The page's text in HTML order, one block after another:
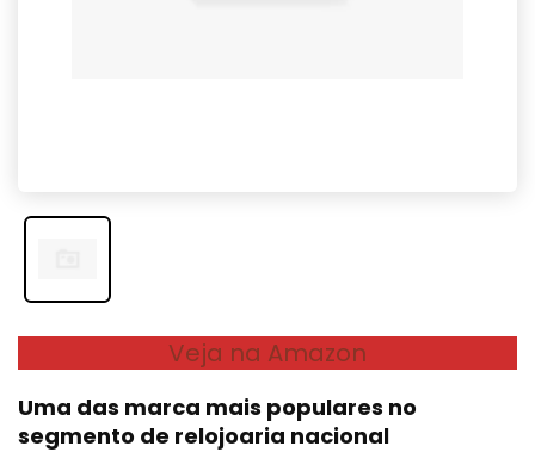
Veja na Amazon
Uma das marca mais populares no
segmento de relojoaria nacional